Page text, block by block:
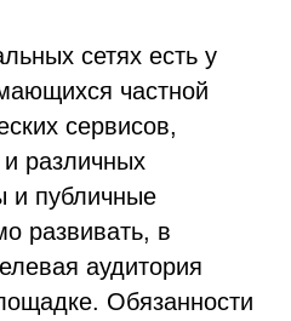
сетях есть у
частной
сервисов,
и различных
и публичные
развивать, в
аудитория
Обязанности